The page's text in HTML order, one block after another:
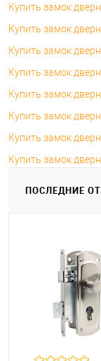
Купить замок
Купить замок
Купить замок
Купить замок
Купить замок
Купить замок
Купить замок
Купить замок
ПОСЛЕДНИЕ